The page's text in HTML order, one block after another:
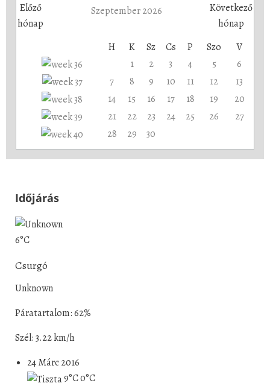
Szeptember 2026
H K Sz Cs P Szo
V
1
2 3 4 5
6
7
8 9 10 11 12
13
14
15 16 17 18 19
20
21
22 23 24 25 26
27
28
29 30
Időjárás
6°C
Csurgó
Unknown
Páratartalom: 62%
Szél: 3.22 km/h
24 Márc 2016
9°C0°C